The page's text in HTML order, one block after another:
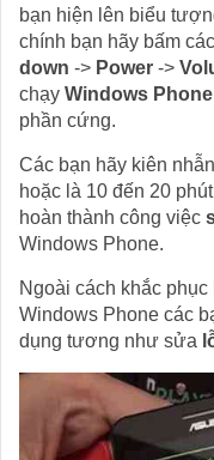
bạn hiện lên biểu
chính bạn hãy bấm
down -> Power ->
chạy Windows Phone
phần cứng.
Các bạn hãy kiên
hoặc là 10 đến 20
hoàn thành công việc
Windows Phone.
Ngoài cách khắc
Windows Phone các
dụng tương như sửa